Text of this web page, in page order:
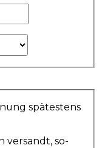
spä­te­stens
ver­sandt, so­